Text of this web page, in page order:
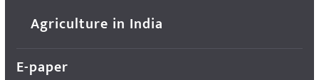
Agriculture in India
E-paper